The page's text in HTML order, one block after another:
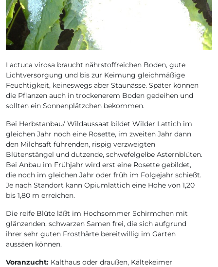
Lactuca virosa braucht nährstoffreichen Boden, gute
Lichtversorgung und bis zur Keimung gleichmäßige
Feuchtigkeit, keineswegs aber Staunässe. Später können
die Pflanzen auch in trockenerem Boden gedeihen und
sollten ein Sonnenplätzchen bekommen.
Bei Herbstanbau/ Wildaussaat bildet Wilder Lattich im
gleichen Jahr noch eine Rosette, im zweiten Jahr dann
den Milchsaft führenden, rispig verzweigten
Blütenstängel und dutzende, schwefelgelbe Asternblüten.
Bei Anbau im Frühjahr wird erst eine Rosette gebildet,
die noch im gleichen Jahr oder früh im Folgejahr schießt.
Je nach Standort kann Opiumlattich eine Höhe von 1,20
bis 1,80 m erreichen.
Die reife Blüte läßt im Hochsommer Schirmchen mit
glänzenden, schwarzen Samen frei, die sich aufgrund
ihrer sehr guten Frosthärte bereitwillig im Garten
aussäen können.
Voranzucht: Kalthaus oder draußen, Kältekeimer